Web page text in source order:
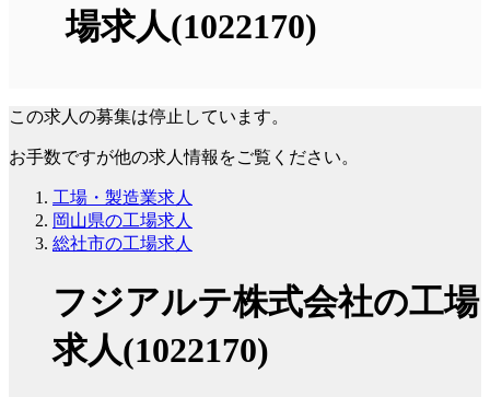
場求人(1022170)
この求人の募集は停止しています。
お手数ですが他の求人情報をご覧ください。
工場・製造業求人
岡山県の工場求人
総社市の工場求人
フジアルテ株式会社の工場
求人(1022170)